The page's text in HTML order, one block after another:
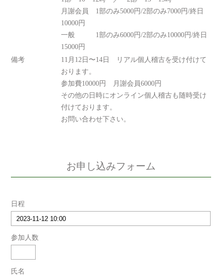
月謝会員 1部のみ5000円/2部のみ7000円/終日
10000円
一般 1部のみ6000円/2部のみ10000円/終日
15000円
備考
11月12日〜14日 リアル個人稽古を受け付けて
おります。
参加費10000円 月謝会員6000円
その他の日時にオンライン個人稽古も随時受け
付けております。
お問い合わせ下さい。
お申し込みフォーム
日程
参加人数
氏名